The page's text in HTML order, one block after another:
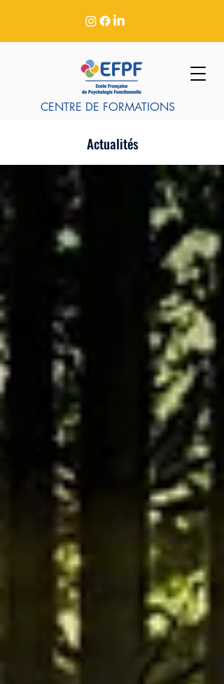
CENTRE DE FORMATIONS
Actualités